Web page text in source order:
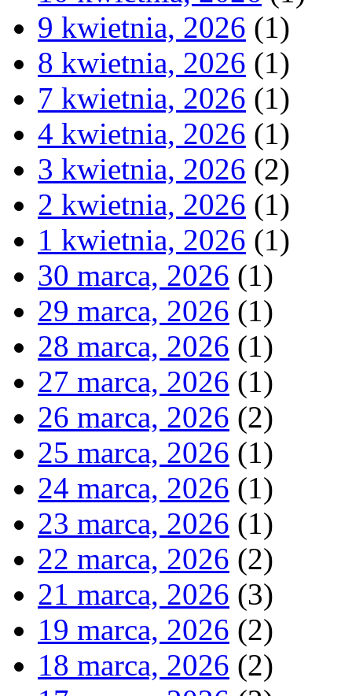
9 kwietnia, 2026 (1)
8 kwietnia, 2026 (1)
7 kwietnia, 2026 (1)
4 kwietnia, 2026 (1)
3 kwietnia, 2026 (2)
2 kwietnia, 2026 (1)
1 kwietnia, 2026 (1)
30 marca, 2026 (1)
29 marca, 2026 (1)
28 marca, 2026 (1)
27 marca, 2026 (1)
26 marca, 2026 (2)
25 marca, 2026 (1)
24 marca, 2026 (1)
23 marca, 2026 (1)
22 marca, 2026 (2)
21 marca, 2026 (3)
19 marca, 2026 (2)
18 marca, 2026 (2)